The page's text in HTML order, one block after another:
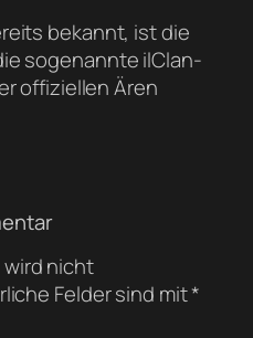
bekannt, ist die
sogenannte ilClan-
offiziellen Ären
wird nicht
Felder sind mit*